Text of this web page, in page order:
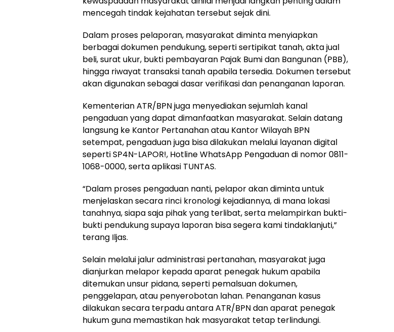
mencegah tindak kejahatan tersebut sejak dini.
Dalam proses pelaporan, masyarakat diminta menyiapkan
berbagai dokumen pendukung, seperti sertipikat tanah, akta jual
beli, surat ukur, bukti pembayaran Pajak Bumi dan Bangunan (PBB),
hingga riwayat transaksi tanah apabila tersedia. Dokumen tersebut
akan digunakan sebagai dasar verifikasi dan penanganan laporan.
Kementerian ATR/BPN juga menyediakan sejumlah kanal
pengaduan yang dapat dimanfaatkan masyarakat. Selain datang
langsung ke Kantor Pertanahan atau Kantor Wilayah BPN
setempat, pengaduan juga bisa dilakukan melalui layanan digital
seperti SP4N-LAPOR!, Hotline WhatsApp Pengaduan di nomor 0811-
1068-0000, serta aplikasi TUNTAS.
“Dalam proses pengaduan nanti, pelapor akan diminta untuk
menjelaskan secara rinci kronologi kejadiannya, di mana lokasi
tanahnya, siapa saja pihak yang terlibat, serta melampirkan bukti-
bukti pendukung supaya laporan bisa segera kami tindaklanjuti,”
terang Iljas.
Selain melalui jalur administrasi pertanahan, masyarakat juga
dianjurkan melapor kepada aparat penegak hukum apabila
ditemukan unsur pidana, seperti pemalsuan dokumen,
penggelapan, atau penyerobotan lahan. Penanganan kasus
dilakukan secara terpadu antara ATR/BPN dan aparat penegak
hukum guna memastikan hak masyarakat tetap terlindungi.